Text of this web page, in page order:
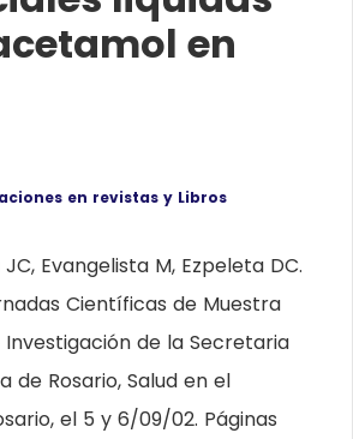
en
en revistas y Libros
Evangelista M, Ezpeleta DC.
Científicas de Muestra
de la Secretaria
de Rosario, Salud en el
el 5 y 6/09/02. Páginas